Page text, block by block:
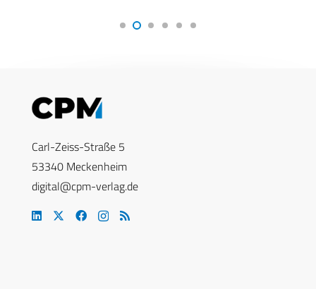
Carl-Zeiss-Straße 5
53340 Meckenheim
digital@cpm-verlag.de